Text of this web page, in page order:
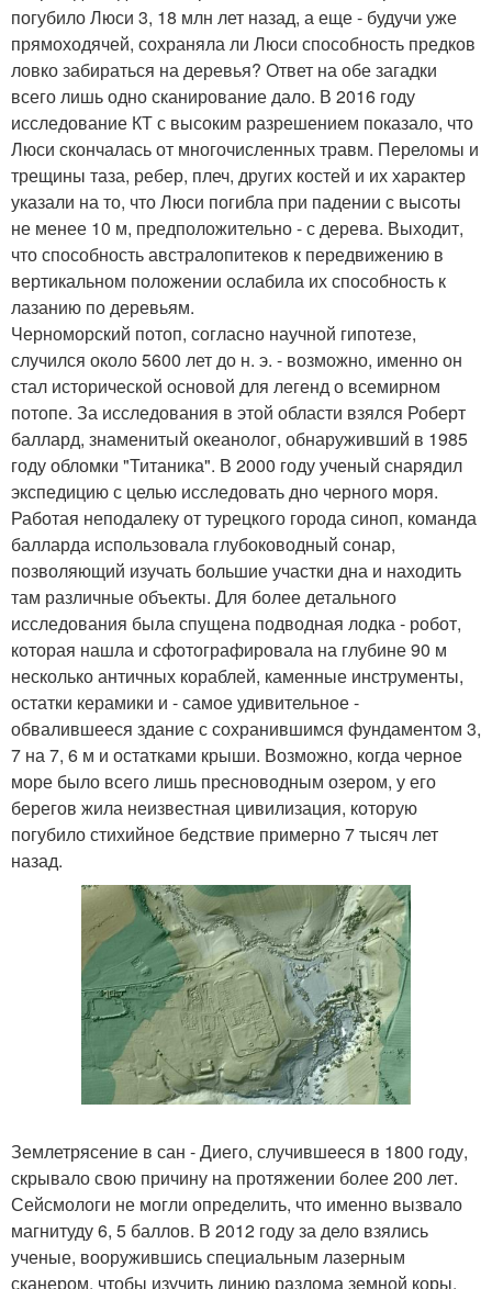
погубило Люси 3, 18 млн лет назад, а еще - будучи уже
прямоходячей, сохраняла ли Люси способность предков
ловко забираться на деревья? Ответ на обе загадки
всего лишь одно сканирование дало. В 2016 году
исследование КТ с высоким разрешением показало, что
Люси скончалась от многочисленных травм. Переломы и
трещины таза, ребер, плеч, других костей и их характер
указали на то, что Люси погибла при падении с высоты
не менее 10 м, предположительно - с дерева. Выходит,
что способность австралопитеков к передвижению в
вертикальном положении ослабила их способность к
лазанию по деревьям.
Черноморский потоп, согласно научной гипотезе,
случился около 5600 лет до н. э. - возможно, именно он
стал исторической основой для легенд о всемирном
потопе. За исследования в этой области взялся Роберт
баллард, знаменитый океанолог, обнаруживший в 1985
году обломки "Титаника". В 2000 году ученый снарядил
экспедицию с целью исследовать дно черного моря.
Работая неподалеку от турецкого города синоп, команда
балларда использовала глубоководный сонар,
позволяющий изучать большие участки дна и находить
там различные объекты. Для более детального
исследования была спущена подводная лодка - робот,
которая нашла и сфотографировала на глубине 90 м
несколько античных кораблей, каменные инструменты,
остатки керамики и - самое удивительное -
обвалившееся здание с сохранившимся фундаментом 3,
7 на 7, 6 м и остатками крыши. Возможно, когда черное
море было всего лишь пресноводным озером, у его
берегов жила неизвестная цивилизация, которую
погубило стихийное бедствие примерно 7 тысяч лет
назад.
Землетрясение в сан - Диего, случившееся в 1800 году,
скрывало свою причину на протяжении более 200 лет.
Сейсмологи не могли определить, что именно вызвало
магнитуду 6, 5 баллов. В 2012 году за дело взялись
ученые, вооружившись специальным лазерным
сканером, чтобы изучить линию разлома земной коры.